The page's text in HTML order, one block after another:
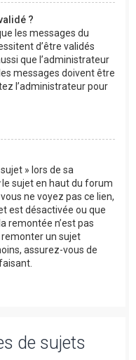
?
les messages du
d’être validés
que l’administrateur
messages doivent être
l’administrateur pour
» lors de sa
le sujet en haut du forum
ne voyez pas ce lien,
est désactivée ou que
remontée n’est pas
un sujet
assurez-vous de
de sujets